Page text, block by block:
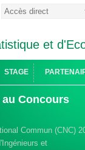
et
STAGE
Concours
Commun (CNC)
et